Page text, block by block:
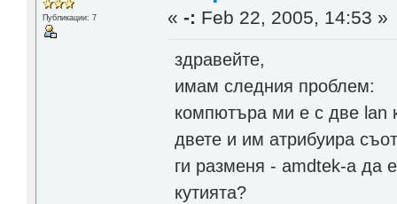
Публикации: 7 «-: Feb 22, 2005, 14:53 »
здравейте,
имам следния проблем:
компютъра ми е с две lan
двете и им атрибуирa
ги разменя - amdtek-а да
кутията?